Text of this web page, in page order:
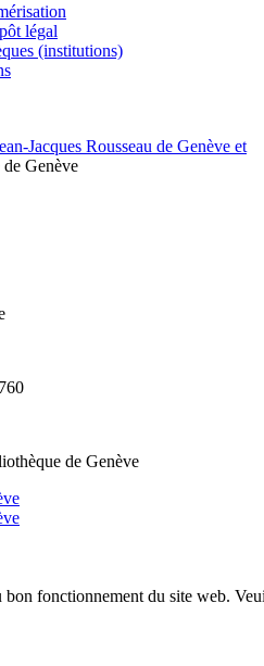
légal
(institutions)
de Genève
bon fonctionnement du site web.